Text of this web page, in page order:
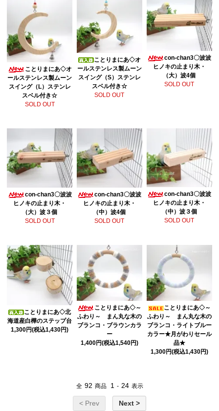
ことりまにあ◇オ
ールステンレス製ムーン
スイング（L）ステンレ
スベル付き☆
SOLD OUT
ことりまにあ◇オ
ールステンレス製ムーン
スイング（S）ステンレ
スベル付き☆
SOLD OUT
con-chan3〇波波
ヒノキの止まり木・
（大）波4個
SOLD OUT
con-chan3〇波波
ヒノキの止まり木・
（大）波３個
SOLD OUT
con-chan3〇波波
ヒノキの止まり木・
（中）波4個
SOLD OUT
con-chan3〇波波
ヒノキの止まり木・
（中）波３個
SOLD OUT
ことりまにあ◇北
海道産白樺のステップ台
1,300円(税込1,430円)
ことりまにあ◇～
ふわり～ まん丸な木の
ブランコ・ブラウンカラ
ー
1,400円(税込1,540円)
ことりまにあ◇～
ふわり～ まん丸な木の
ブランコ・ライトブルー
カラー★月がわりセール
品★
1,300円(税込1,430円)
全 92 商品 1 - 24 表示
< Prev Next >